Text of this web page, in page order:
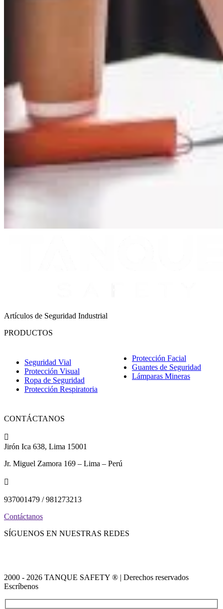
Artículos de Seguridad Industrial
PRODUCTOS
Seguridad Vial
Protección Visual
Ropa de Seguridad
Protección Respiratoria
Protección Facial
Guantes de Seguridad
Lámparas Mineras
CONTÁCTANOS

Jirón Ica 638, Lima 15001
Jr. Miguel Zamora 169 – Lima – Perú

937001479 / 981273213
Contáctanos
SÍGUENOS EN NUESTRAS REDES
2000 - 2026 TANQUE SAFETY ® | Derechos reservados
Escríbenos